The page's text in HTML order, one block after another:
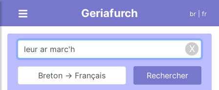
Geriafurch br | fr
Breton → Français